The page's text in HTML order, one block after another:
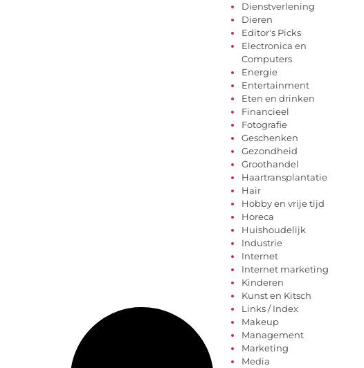
Dienstverlening
Dieren
Editor's Picks
Electronica en
Computers
Energie
Entertainment
Eten en drinken
Financieel
Fotografie
Geschenken
Gezondheid
Groothandel
Haartransplantatie
Hair
Hobby en vrije tijd
Horeca
Huishoudelijk
Industrie
Internet
Internet marketing
Kinderen
Kunst en Kitsch
Links / Index
Makeup
Management
Marketing
Media